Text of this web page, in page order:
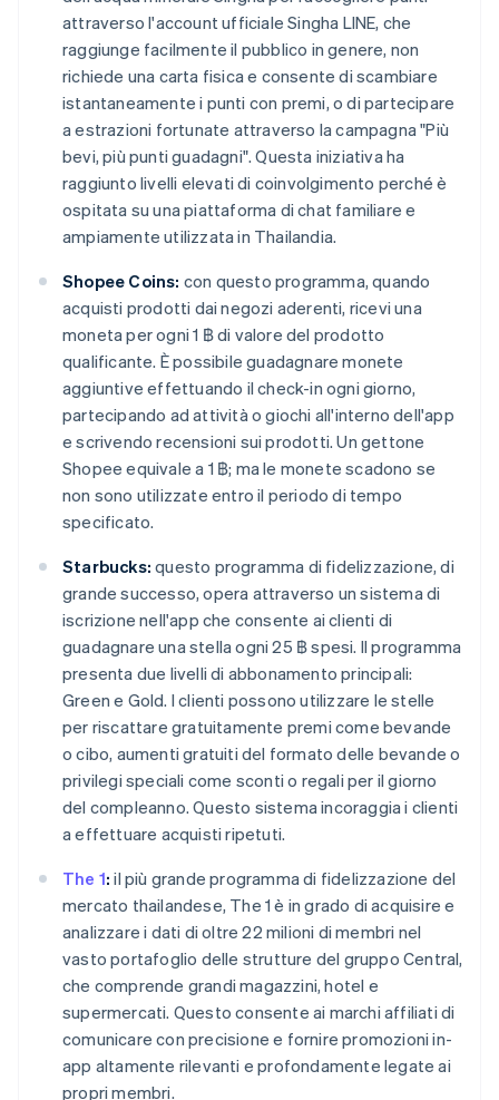
attraverso l'account ufficiale Singha LINE, che
raggiunge facilmente il pubblico in genere, non
richiede una carta fisica e consente di scambiare
istantaneamente i punti con premi, o di partecipare
a estrazioni fortunate attraverso la campagna "Più
bevi, più punti guadagni". Questa iniziativa ha
raggiunto livelli elevati di coinvolgimento perché è
ospitata su una piattaforma di chat familiare e
ampiamente utilizzata in Thailandia.
Shopee Coins: con questo programma, quando
acquisti prodotti dai negozi aderenti, ricevi una
moneta per ogni 1 ฿ di valore del prodotto
qualificante. È possibile guadagnare monete
aggiuntive effettuando il check-in ogni giorno,
partecipando ad attività o giochi all'interno dell'app
e scrivendo recensioni sui prodotti. Un gettone
Shopee equivale a 1 ฿; ma le monete scadono se
non sono utilizzate entro il periodo di tempo
specificato.
Starbucks: questo programma di fidelizzazione, di
grande successo, opera attraverso un sistema di
iscrizione nell'app che consente ai clienti di
guadagnare una stella ogni 25 ฿ spesi. Il programma
presenta due livelli di abbonamento principali:
Green e Gold. I clienti possono utilizzare le stelle
per riscattare gratuitamente premi come bevande
o cibo, aumenti gratuiti del formato delle bevande o
privilegi speciali come sconti o regali per il giorno
del compleanno. Questo sistema incoraggia i clienti
a effettuare acquisti ripetuti.
The 1: il più grande programma di fidelizzazione del
mercato thailandese, The 1 è in grado di acquisire e
analizzare i dati di oltre 22 milioni di membri nel
vasto portafoglio delle strutture del gruppo Central,
che comprende grandi magazzini, hotel e
supermercati. Questo consente ai marchi affiliati di
comunicare con precisione e fornire promozioni in-
app altamente rilevanti e profondamente legate ai
propri membri.